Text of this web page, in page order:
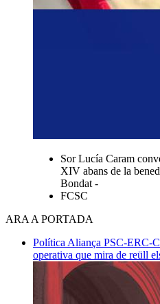
Sor Lucía Caram
XIV abans de la
Bondat -
FCSC
ARA A PORTADA
Política Aliança PSC-ERC-
operativa que mira de reüll